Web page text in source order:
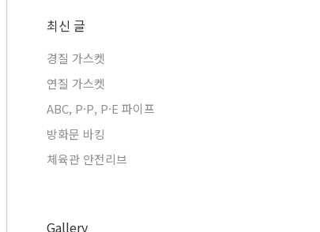
최신 글
경질 가스켓
연질 가스켓
ABC, P·P, P·E 파이프
방화문 바킹
체육관 안전리브
Gallery